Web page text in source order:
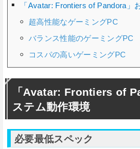
「Avatar: Frontiers of Pandora」
超高性能なゲーミングPC
バランス性能のゲーミングPC
コスパの高いゲーミングPC
「Avatar: Frontiers of
ステム動作環境
必要最低スペック